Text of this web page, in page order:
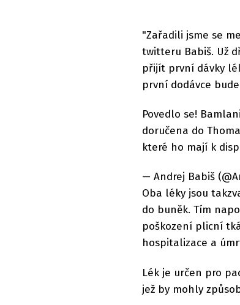
"Zařadili jsme se
twitteru Babiš. Už
přijít první dávky
první dodávce
Povedlo se!
doručena do
které ho mají k
— Andrej Babiš
Oba léky jsou
do buněk. Tím
poškození plicní
hospitalizace a
Lék je určen pro
jež by mohly